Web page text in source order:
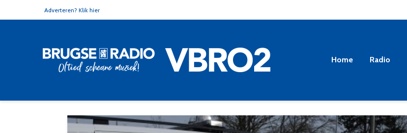
Adverteren? Klik hier
Home Radio